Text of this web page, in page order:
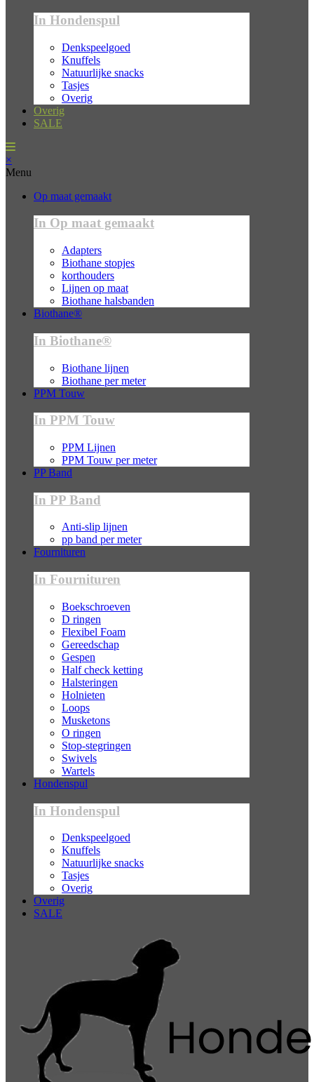
In Hondenspul
Denkspeelgoed
Knuffels
Natuurlijke snacks
Tasjes
Overig
Overig
SALE
×
Menu
Op maat gemaakt
In Op maat gemaakt
Adapters
Biothane stopjes
korthouders
Lijnen op maat
Biothane halsbanden
Biothane®
In Biothane®
Biothane lijnen
Biothane per meter
PPM Touw
In PPM Touw
PPM Lijnen
PPM Touw per meter
PP Band
In PP Band
Anti-slip lijnen
pp band per meter
Fournituren
In Fournituren
Boekschroeven
D ringen
Flexibel Foam
Gereedschap
Gespen
Half check ketting
Halsteringen
Holnieten
Loops
Musketons
O ringen
Stop-stegringen
Swivels
Wartels
Hondenspul
In Hondenspul
Denkspeelgoed
Knuffels
Natuurlijke snacks
Tasjes
Overig
Overig
SALE